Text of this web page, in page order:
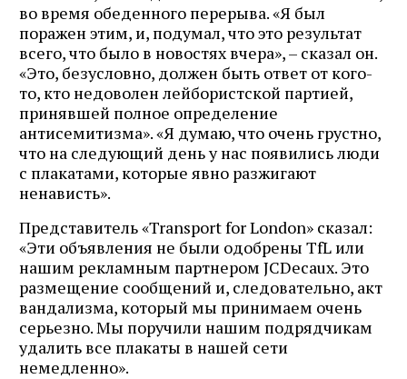
во время обеденного перерыва. «Я был
поражен этим, и, подумал, что это результат
всего, что было в новостях вчера», – сказал он.
«Это, безусловно, должен быть ответ от кого-
то, кто недоволен лейбористской партией,
принявшей полное определение
антисемитизма». «Я думаю, что очень грустно,
что на следующий день у нас появились люди
с плакатами, которые явно разжигают
ненависть».
Представитель «Transport for London» сказал:
«Эти объявления не были одобрены TfL или
нашим рекламным партнером JCDecaux. Это
размещение сообщений и, следовательно, акт
вандализма, который мы принимаем очень
серьезно. Мы поручили нашим подрядчикам
удалить все плакаты в нашей сети
немедленно».